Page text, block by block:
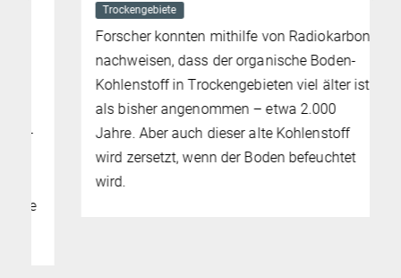
Trockengebiete
Forscher konnten mithilfe von Radiokarbon
nachweisen, dass der organische Boden-
Kohlenstoff in Trockengebieten viel älter ist
als bisher angenommen – etwa 2.000
Jahre. Aber auch dieser alte Kohlenstoff
wird zersetzt, wenn der Boden befeuchtet